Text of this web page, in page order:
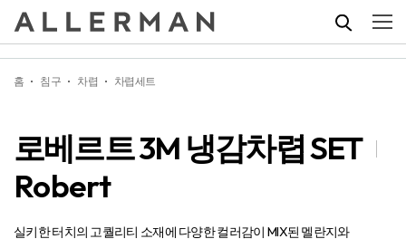
홈 침구 차렵 차렵세트
로베르트 3M 냉감차렵 SET
Robert
실키한 터치의 고퀄리티 소재에 다양한 컬러감이 MIX된 멜란지와
로베르트 3M 냉감차렵 SET